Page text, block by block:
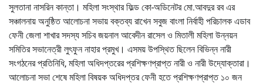
সুলতানা নাসরিন কান্তা। মহিলা সংস্থার ফিল্ড কো-অডিনেটর মো.আবদুর রব এর
সঞ্চালনায় অনুষ্ঠিত আলোচনা সভায় বক্তব্য রাখেন সবুজ বাংলা নির্বাহী পরিচালক এডাব
ফেনী জেলা শাখার সদস্য সচিব জয়নাল আবেদীন রাসেল ও মিতালী মহিলা উন্নয়ন
সমিতির সভানেত্রী লুৎফুন নাহার প্রমুখ। এসময় উপস্থিত ছিলেন বিভিন্ন নারী
সংগঠনের প্রতিনিধি, মহিলা অধিদপ্তরের প্রশিক্ষণপ্রাপ্ত নারী ও নারী উদ্যোক্তারা।
আলোচনা সভা শেষে মহিলা বিষয়ক অধিদপ্তর ফেনী হতে প্রশিক্ষণপ্রাপ্ত ১০ জন